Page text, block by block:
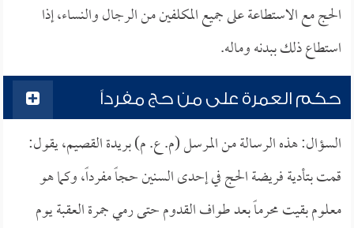
الحج مع الاستطاعة على جميع المكلفين من الرجال والنساء، إذا
استطاع ذلك ببدنه وماله.
حكم العمرة على من حج مفرداً
السؤال: هذه الرسالة من المرسل (م. ع. م) بريدة القصيم، يقول:
قمت بتأدية فريضة الحج في إحدى السنين حجاً مفرداً، وكما هو
معلوم بقيت محرماً بعد طواف القدوم حتى رمي جمرة العقبة يوم